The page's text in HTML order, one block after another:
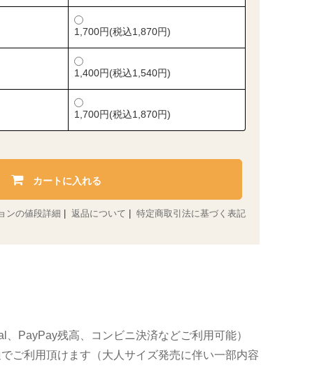
1,700円(税込1,870円)
1,400円(税込1,540円)
1,700円(税込1,870円)
カートに入れる
ンの値段詳細 返品について 特定商取引法に基づく表記
、PayPay残高、コンビニ決済などご利用可能）
でご利用頂けます（大人サイズ発売に伴い一部内容